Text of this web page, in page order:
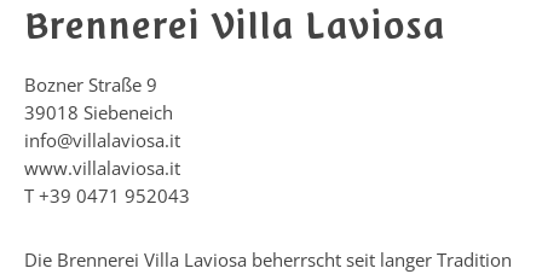
Brennerei Villa Laviosa
Bozner Straße 9
39018 Siebeneich
info@villalaviosa.it
www.villalaviosa.it
T +39 0471 952043
Die Brennerei Villa Laviosa beherrscht seit langer Tradition